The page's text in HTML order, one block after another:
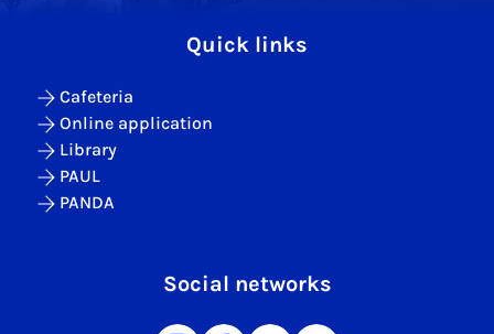
Quick links
Cafeteria
Online application
Library
PAUL
PANDA
Social networks